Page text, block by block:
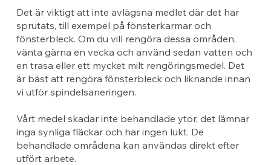
Det är viktigt att inte avlägsna medlet där det har
sprutats, till exempel på fönsterkarmar och
fönsterbleck. Om du vill rengöra dessa områden,
vänta gärna en vecka och använd sedan vatten och
en trasa eller ett mycket milt rengöringsmedel. Det
är bäst att rengöra fönsterbleck och liknande innan
vi utför spindelsaneringen.
Vårt medel skadar inte behandlade ytor, det lämnar
inga synliga fläckar och har ingen lukt. De
behandlade områdena kan användas direkt efter
utfört arbete.